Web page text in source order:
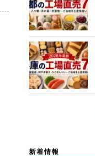
新着情報